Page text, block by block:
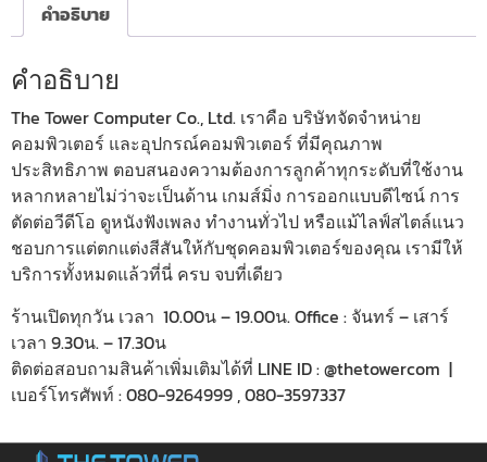
คำอธิบาย
คำอธิบาย
The Tower Computer Co., Ltd. เราคือ บริษัทจัดจำหน่าย
คอมพิวเตอร์ และอุปกรณ์คอมพิวเตอร์ ที่มีคุณภาพ
ประสิทธิภาพ ตอบสนองความต้องการลูกค้าทุกระดับที่ใช้งาน
หลากหลายไม่ว่าจะเป็นด้าน เกมส์มิ่ง การออกแบบดีไซน์ การ
ตัดต่อวีดีโอ ดูหนังฟังเพลง ทำงานทั่วไป หรือแม้ไลฟ์สไตล์แนว
ชอบการแต่ตกแต่งสีสันให้กับชุดคอมพิวเตอร์ของคุณ เรามีให้
บริการทั้งหมดแล้วที่นี่ ครบ จบที่เดียว
ร้านเปิดทุกวัน เวลา 10.00น – 19.00น. Office : จันทร์ – เสาร์
เวลา 9.30น. – 17.30น
ติดต่อสอบถามสินค้าเพิ่มเติมได้ที่ LINE ID : @thetowercom |
เบอร์โทรศัพท์ : 080-9264999 , 080-3597337